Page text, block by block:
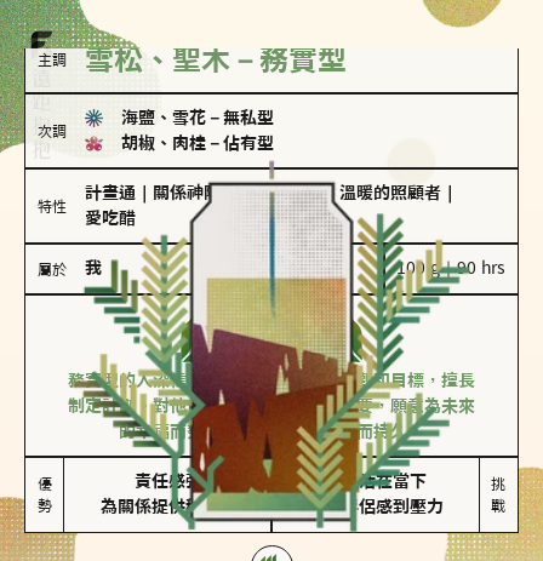
主調 雪松、聖木－務實型
次調
海鹽、雪花 － 無私型
胡椒、肉桂 － 佔有型
特性
計畫通 關係神隊友 聖母情節｜ 溫暖的照顧者
愛吃醋
屬於 我 100 g｜90 hrs
務實型
雪松、聖木
務實型的人深信愛情立基於共同的價值觀和目標，擅長
制定計劃。對他們來說，感情穩定最重要，願意為未來
的幸福而努力，讓愛情變得踏實而持久。
優
勢
責任感強
為關係提供穩定度
較難活在當下
易讓伴侶感到壓力
挑
戰